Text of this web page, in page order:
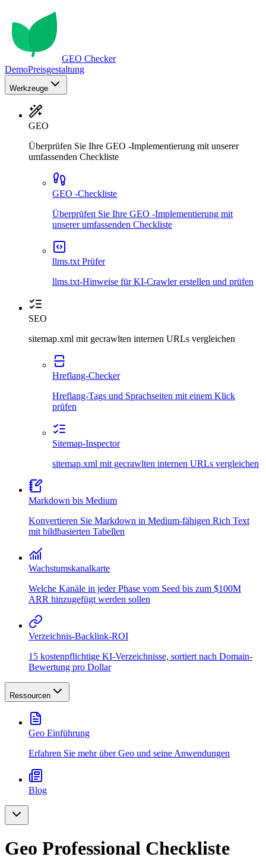
GEO Checker
DemoPreisgestaltung
Werkzeuge
GEO
Überprüfen Sie Ihre GEO -Implementierung mit unserer
umfassenden Checkliste
GEO -Checkliste
Überprüfen Sie Ihre GEO -Implementierung mit
unserer umfassenden Checkliste
llms.txt Prüfer
llms.txt-Hinweise für KI-Crawler erstellen und prüfen
SEO
sitemap.xml mit gecrawlten internen URLs vergleichen
Hreflang-Checker
Hreflang-Tags und Sprachseiten mit einem Klick
prüfen
Sitemap-Inspector
sitemap.xml mit gecrawlten internen URLs vergleichen
Markdown bis Medium
Konvertieren Sie Markdown in Medium-fähigen Rich Text
mit bildbasierten Tabellen
Wachstumskanalkarte
Welche Kanäle in jeder Phase vom Seed bis zum $100M
ARR hinzugefügt werden sollen
Verzeichnis-Backlink-ROI
15 kostenpflichtige KI-Verzeichnisse, sortiert nach Domain-
Bewertung pro Dollar
Ressourcen
Geo Einführung
Erfahren Sie mehr über Geo und seine Anwendungen
Blog
Geo Professional Checkliste